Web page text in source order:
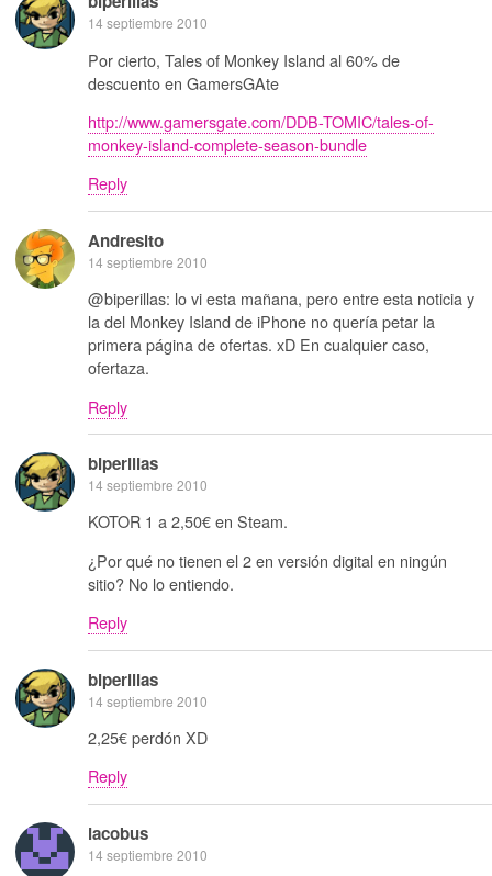
14 septiembre 2010
Por cierto, Tales of Monkey Island al 60% de
descuento en GamersGAte
http://www.gamersgate.com/DDB-TOMIC/tales-of-
monkey-island-complete-season-bundle
Reply
Andresito
14 septiembre 2010
@biperillas: lo vi esta mañana, pero entre esta noticia y
la del Monkey Island de iPhone no quería petar la
primera página de ofertas. xD En cualquier caso,
ofertaza.
Reply
biperillas
14 septiembre 2010
KOTOR 1 a 2,50€ en Steam.
¿Por qué no tienen el 2 en versión digital en ningún
sitio? No lo entiendo.
Reply
biperillas
14 septiembre 2010
2,25€ perdón XD
Reply
iacobus
14 septiembre 2010